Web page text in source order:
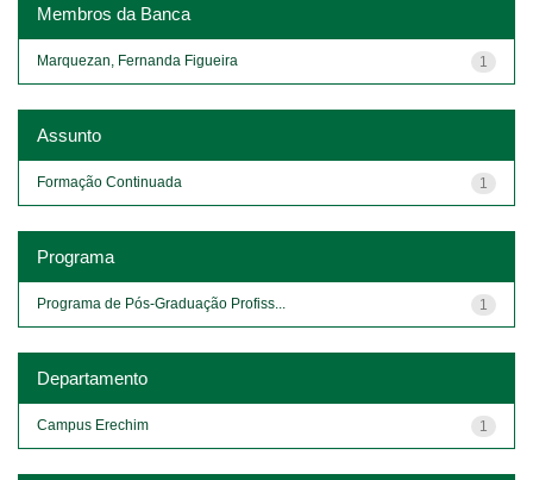
Membros da Banca
1
Marquezan, Fernanda Figueira
Assunto
1
Formação Continuada
Programa
1
Programa de Pós-Graduação Profiss...
Departamento
1
Campus Erechim